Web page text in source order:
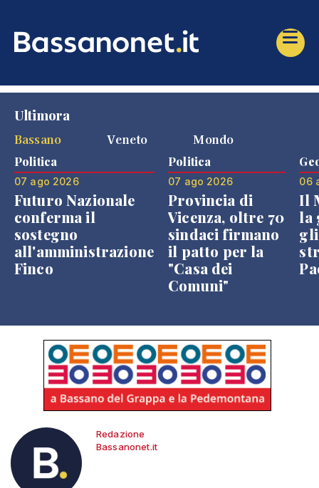
Ultimora
Bassano
Veneto Mondo
Politica
07 ago 2026
Futuro Nazionale
conferma il
sostegno
all'amministrazione
Finco
Politica
07 ago 2026
Provincia di
Vicenza, oltre 70
sindaci firmano
il patto per la
"Casa dei
Comuni"
06
Il
la
Redazione
Bassanonet.it